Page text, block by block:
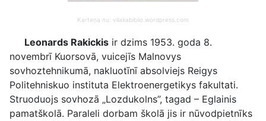
Karteņa nu: vilakabiblio.wordpress.com
Leonards Rakickis ir dzims 1953. goda 8.
novembrī Kuorsovā, vuicejīs Malnovys
sovhoztehnikumā, nakluotīnī absolviejs Reigys
Politehniskuo instituta Elektroenergetikys fakultati.
Struoduojs sovhozā „Lozdukolns”, tagad – Eglainis
pamatškolā. Paraleli dorbam školā jis ir nūvodpietnīks